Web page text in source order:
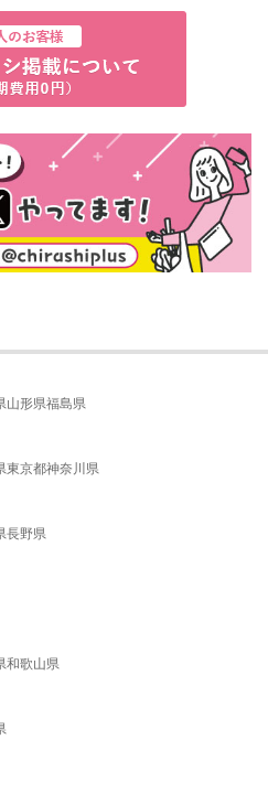
山形県福島県
東京都神奈川県
長野県
和歌山県